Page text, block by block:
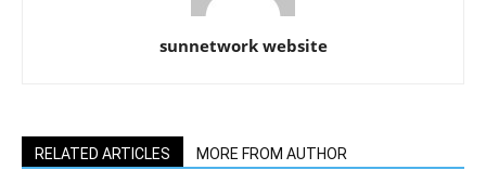
sunnetwork website
RELATED ARTICLES MORE FROM AUTHOR